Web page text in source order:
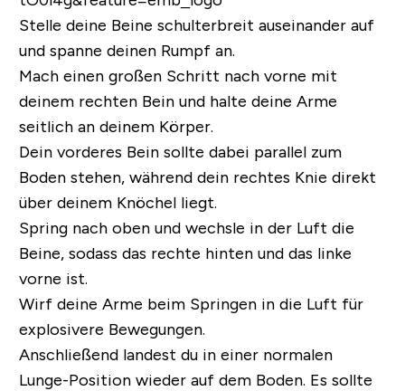
Stelle deine Beine schulterbreit auseinander auf
und spanne deinen Rumpf an.
Mach einen großen Schritt nach vorne mit
deinem rechten Bein und halte deine Arme
seitlich an deinem Körper.
Dein vorderes Bein sollte dabei parallel zum
Boden stehen, während dein rechtes Knie direkt
über deinem Knöchel liegt.
Spring nach oben und wechsle in der Luft die
Beine, sodass das rechte hinten und das linke
vorne ist.
Wirf deine Arme beim Springen in die Luft für
explosivere Bewegungen.
Anschließend landest du in einer normalen
Lunge-Position wieder auf dem Boden. Es sollte